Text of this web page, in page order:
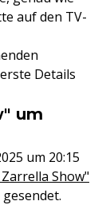
auf den TV-
Details
um
um 20:15
Show"